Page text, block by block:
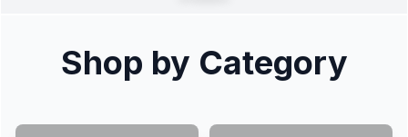
Shop by Category